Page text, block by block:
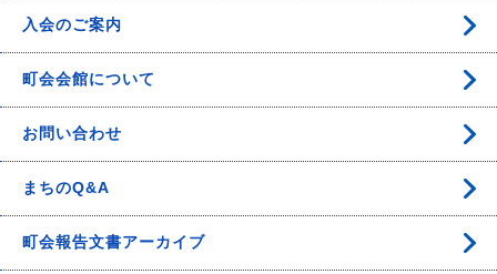
入会のご案内
町会会館について
お問い合わせ
まちのQ&A
町会報告文書アーカイブ